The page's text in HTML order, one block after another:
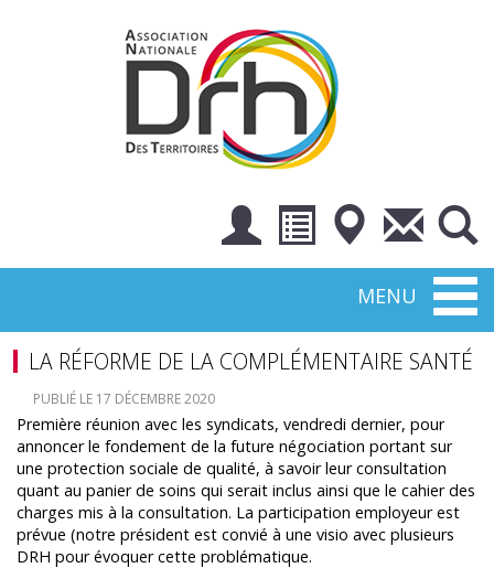
MENU
LA RÉFORME DE LA COMPLÉMENTAIRE SANTÉ
PUBLIÉ LE 17 DÉCEMBRE 2020
Première réunion avec les syndicats, vendredi dernier, pour
annoncer le fondement de la future négociation portant sur
une protection sociale de qualité, à savoir leur consultation
quant au panier de soins qui serait inclus ainsi que le cahier des
charges mis à la consultation. La participation employeur est
prévue (notre président est convié à une visio avec plusieurs
DRH pour évoquer cette problématique.